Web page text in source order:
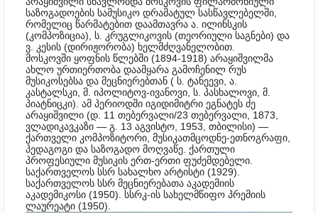
საზოგადოების სამუსიკო დრამატულ სასწავლებელში,
რომელიც წარმატებით დაამთავრა ა. ილინსკის
(კომპოზიცია), ს. კრუგლიკოვის (თეორიული საგნები) და
ვ. კესის (დირიჟორობა) ხელმძღვანელობით.
მოსკოვში ყოფნის წლებში (1894-1918) არაყიშვილმა
ახლო ურთიერთობა დაამყარა გამოჩენილ რუს
მუსიკოსებსა და მეცნიერებთან ( ს. ტანეევი, ა.
კასტალსკი, მ. იპოლიტოვ-ივანოვი, ს. პასხალოვი, მ.
პიატნიცკი). ამ პერიოდში იგიდიმიტრი ეგნატეს ძე
არაყიშვილი (დ. 11 თებერვალი/23 თებერვალი, 1873,
ვლადიკავკაზი — გ. 13 აგვისტო, 1953, თბილისი) —
ქართველი კომპოზიტორი, მუსიკათმცოდნე-ეთნოგრაფი,
პედაგოგი და საზოგადო მოღვაწე. ქართული
პროფესიული მუსიკის ერთ-ერთი ფუძემდებელი.
საქართველოს სსრ სახალხო არტისტი (1929).
საქართველოს სსრ მეცნიერებათა აკადემიის
აკადემიკოსი (1950). სსრკ-ის სახელმწიფო პრემიის
ლაურეატი (1950).